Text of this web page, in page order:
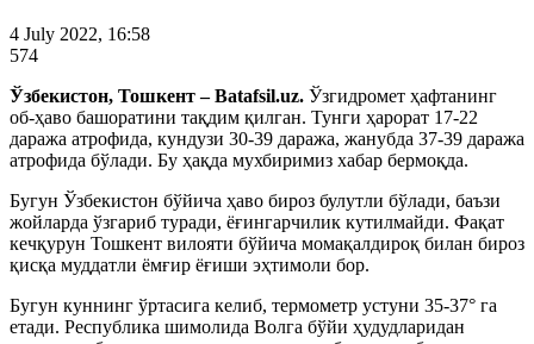
4 July 2022, 16:58
574
Ўзбекистон, Тошкент – Batafsil.uz. Ўзгидромет ҳафтанинг
об-ҳаво башоратини тақдим қилган. Тунги ҳарорат 17-22
даража атрофида, кундузи 30-39 даража, жанубда 37-39 даража
атрофида бўлади. Бу ҳақда мухбиримиз хабар бермоқда.
Бугун Ўзбекистон бўйича ҳаво бироз булутли бўлади, баъзи
жойларда ўзгариб туради, ёғингарчилик кутилмайди. Фақат
кечқурун Тошкент вилояти бўйича момақалдироқ билан бироз
қисқа муддатли ёмғир ёғиши эҳтимоли бор.
Бугун куннинг ўртасига келиб, термометр устуни 35-37° га
етади. Республика шимолида Волга бўйи ҳудудларидан